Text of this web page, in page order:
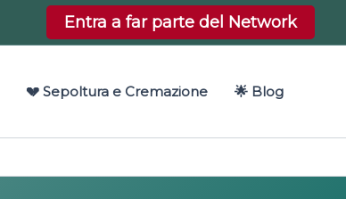
Entra a far parte del Network
💔 Sepoltura e Cremazione 🌟 Blog